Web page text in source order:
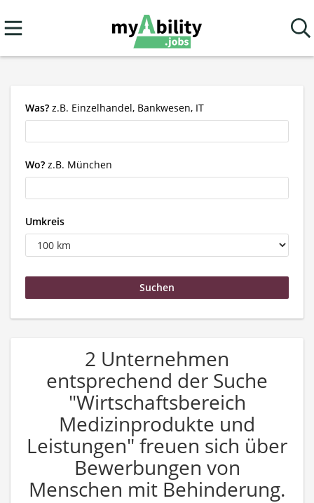
Was? z.B. Einzelhandel, Bankwesen, IT
Wo? z.B. München
Umkreis
2 Unternehmen
entsprechend der Suche
"Wirtschaftsbereich
Medizinprodukte und
Leistungen" freuen sich über
Bewerbungen von
Menschen mit Behinderung.